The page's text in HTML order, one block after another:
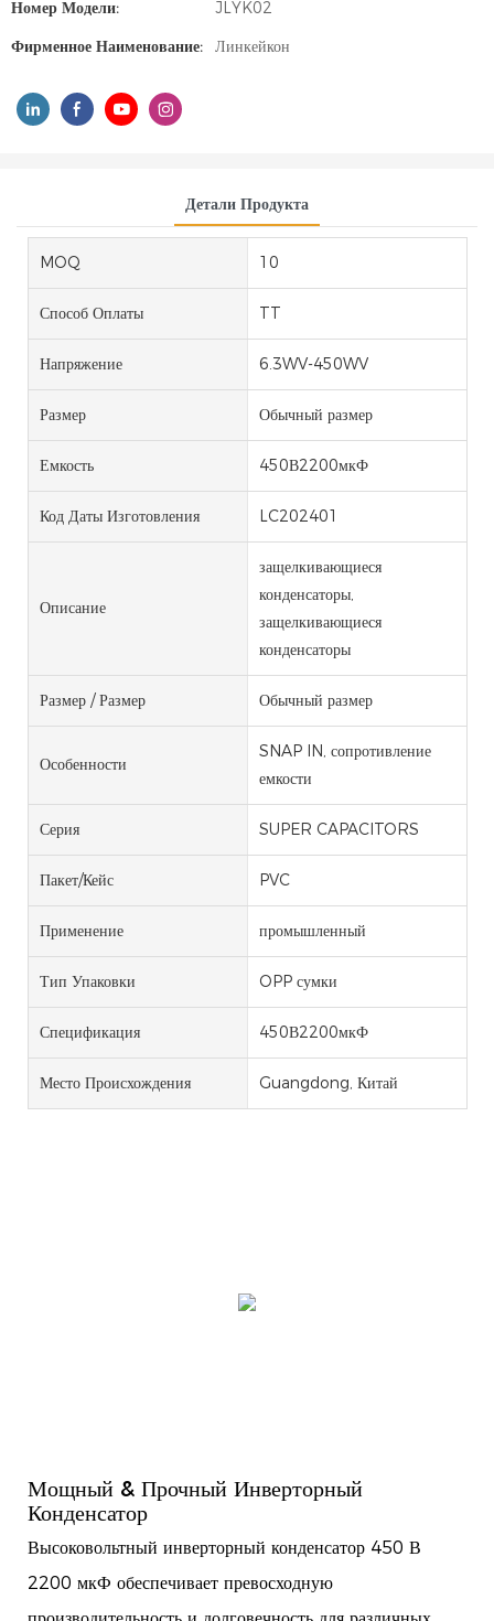
Номер Модели:
JLYK02
Фирменное Наименование:
Линкейкон
Детали Продукта
MOQ 10
Способ Оплаты TT
Напряжение 6.3WV-450WV
Размер Обычный размер
Емкость 450В2200мкФ
Код Даты Изготовления LC202401
Описание
защелкивающиеся
конденсаторы,
защелкивающиеся
конденсаторы
Размер / Размер Обычный размер
Особенности
SNAP IN, сопротивление
емкости
Серия SUPER CAPACITORS
Пакет/кейс PVC
Применение промышленный
Тип Упаковки OPP сумки
Спецификация 450В2200мкФ
Место Происхождения Guangdong, Китай
Мощный & Прочный Инверторный
Конденсатор
Высоковольтный инверторный конденсатор 450 В
2200 мкФ обеспечивает превосходную